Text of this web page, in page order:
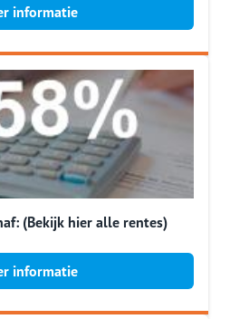
informatie
(Bekijk hier alle rentes)
informatie